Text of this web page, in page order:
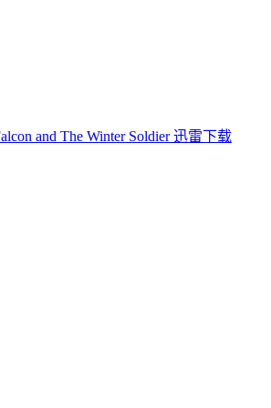
and The Winter Soldier 迅雷下载